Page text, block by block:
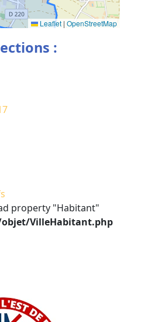
Leaflet | OpenStreetMap
:
property "Habitant"
VilleHabitant.php